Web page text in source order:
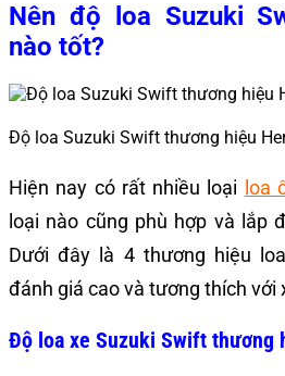
Nên độ loa Suzuki
nào tốt?
Độ loa Suzuki Swift thương hiệu
Hiện nay có rất nhiều loại loa
loại nào cũng phù hợp và lắp
Dưới đây là 4 thương hiệu
đánh giá cao và tương thích với
Độ loa xe Suzuki Swift thương